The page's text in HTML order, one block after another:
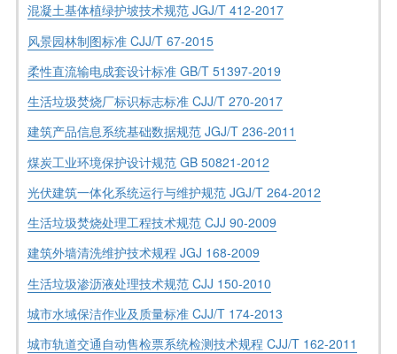
混凝土基体植绿护坡技术规范 JGJ/T 412-2017
风景园林制图标准 CJJ/T 67-2015
柔性直流输电成套设计标准 GB/T 51397-2019
生活垃圾焚烧厂标识标志标准 CJJ/T 270-2017
建筑产品信息系统基础数据规范 JGJ/T 236-2011
煤炭工业环境保护设计规范 GB 50821-2012
光伏建筑一体化系统运行与维护规范 JGJ/T 264-2012
生活垃圾焚烧处理工程技术规范 CJJ 90-2009
建筑外墙清洗维护技术规程 JGJ 168-2009
生活垃圾渗沥液处理技术规范 CJJ 150-2010
城市水域保洁作业及质量标准 CJJ/T 174-2013
城市轨道交通自动售检票系统检测技术规程 CJJ/T 162-2011